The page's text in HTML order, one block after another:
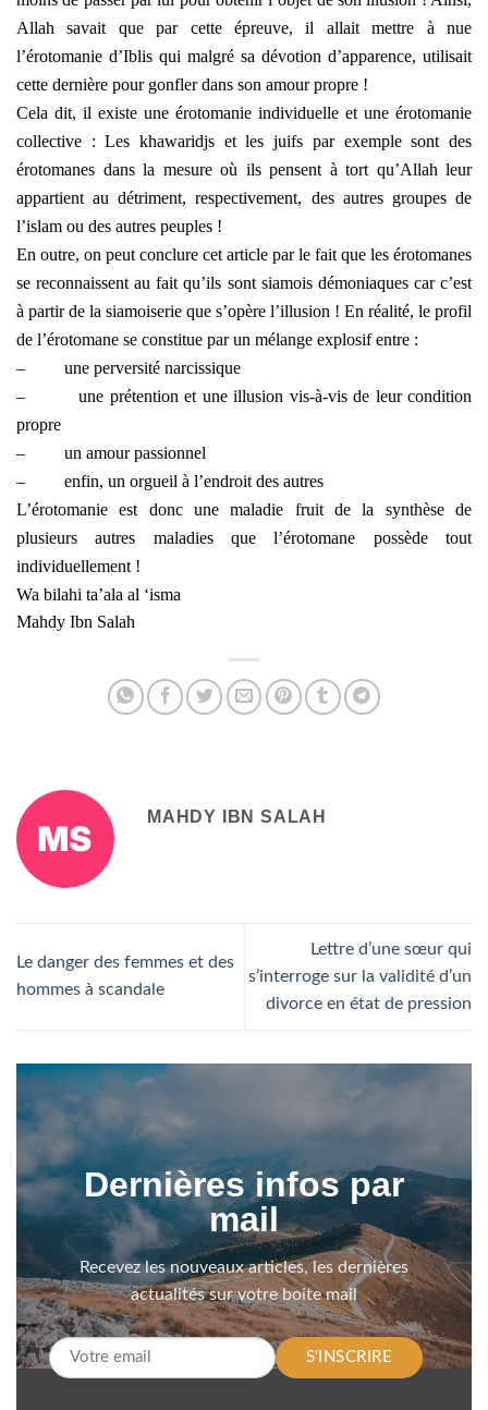
Allah savait que par cette épreuve, il allait mettre à nue
l’érotomanie d’Iblis qui malgré sa dévotion d’apparence, utilisait
cette dernière pour gonfler dans son amour propre !
Cela dit, il existe une érotomanie individuelle et une érotomanie
collective : Les khawaridjs et les juifs par exemple sont des
érotomanes dans la mesure où ils pensent à tort qu’Allah leur
appartient au détriment, respectivement, des autres groupes de
l’islam ou des autres peuples !
En outre, on peut conclure cet article par le fait que les érotomanes
se reconnaissent au fait qu’ils sont siamois démoniaques car c’est
à partir de la siamoiserie que s’opère l’illusion ! En réalité, le profil
de l’érotomane se constitue par un mélange explosif entre :
–
une perversité narcissique
–
une prétention et une illusion vis-à-vis de leur condition
propre
–
un amour passionnel
–
enfin, un orgueil à l’endroit des autres
L’érotomanie est donc une maladie fruit de la synthèse de
plusieurs autres maladies que l’érotomane possède tout
individuellement !
Wa bilahi ta’ala al ‘isma
Mahdy Ibn Salah
MAHDY IBN SALAH
Le danger des femmes et des
hommes à scandale
Lettre d’une sœur qui
s’interroge sur la validité d’un
divorce en état de pression
Dernières infos par
mail
Recevez les nouveaux articles, les dernières
actualités sur votre boite mail
S'INSCRIRE